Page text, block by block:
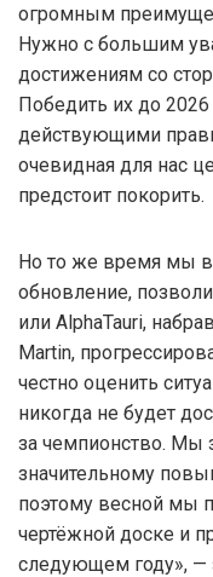
огромным
Нужно с большим
достижениям со
Победить их до 2026
действующими
очевидная для нас
предстоит покорить.
Но то же время мы
обновление,
или AlphaTauri,
Martin,
честно оценить
никогда не будет
за чемпионство. Мы
значительному
поэтому весной мы
чертёжной доске и
следующем году», —